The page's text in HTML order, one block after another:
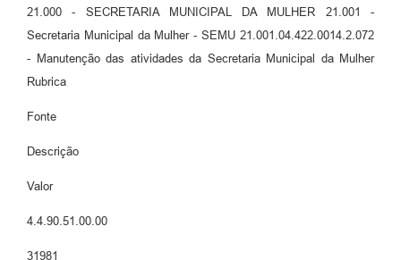
21.000 - SECRETARIA MUNICIPAL DA MULHER 21.001 -
Secretaria Municipal da Mulher - SEMU 21.001.04.422.0014.2.072
- Manutenção das atividades da Secretaria Municipal da Mulher
Rubrica
Fonte
Descrição
Valor
4.4.90.51.00.00
31981